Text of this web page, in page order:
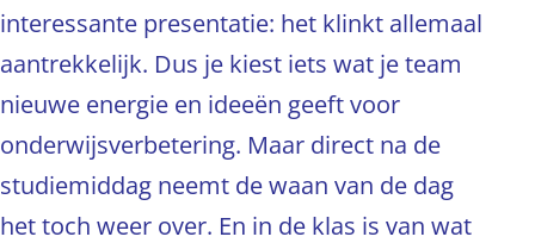
interessante presentatie: het klinkt allemaal
aantrekkelijk. Dus je kiest iets wat je team
nieuwe energie en ideeën geeft voor
onderwijsverbetering. Maar direct na de
studiemiddag neemt de waan van de dag
het toch weer over. En in de klas is van wat